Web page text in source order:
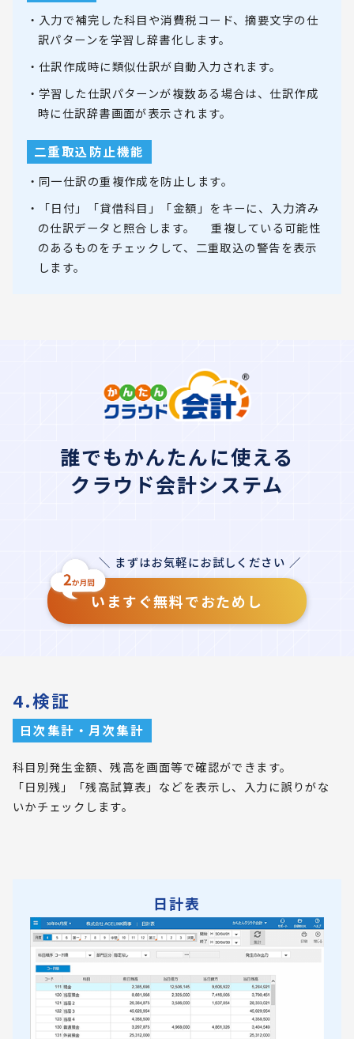
・入力で補完した科目や消費税コード、摘要文字の仕
訳パターンを学習し辞書化します。
・仕訳作成時に類似仕訳が自動入力されます。
・学習した仕訳パターンが複数ある場合は、仕訳作成
時に仕訳辞書画面が表示されます。
二重取込防止機能
・同一仕訳の重複作成を防止します。
・「日付」「貸借科目」「金額」をキーに、入力済み
の仕訳データと照合します。 重複している可能性
のあるものをチェックして、二重取込の警告を表示
します。
誰でもかんたんに使える
クラウド会計システム
＼ まずはお気軽にお試しください ／
いますぐ無料でおためし
4.検証
日次集計・月次集計
科目別発生金額、残高を画面等で確認ができます。
「日別残」「残高試算表」などを表示し、入力に誤りがな
いかチェックします。
日計表